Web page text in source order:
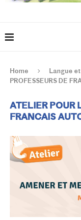
Home Langue
PROFESSEURS DE
ATELIER POUR
FRANCAIS